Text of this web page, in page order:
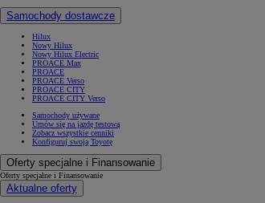
Samochody dostawcze
Hilux
Nowy Hilux
Nowy Hilux Electric
PROACE Max
PROACE
PROACE Verso
PROACE CITY
PROACE CITY Verso
Samochody używane
Umów się na jazdę testową
Zobacz wszystkie cenniki
Konfiguruj swoją Toyotę
Oferty specjalne i Finansowanie
Oferty specjalne i Finansowanie
Aktualne oferty